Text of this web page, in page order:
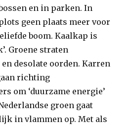
en in parken. In
geen plaats meer voor
boom. Kaalkap is
Groene straten
desolate oorden. Karren
richting
om ‘duurzame energie’
groen gaat
in vlammen op. Met als